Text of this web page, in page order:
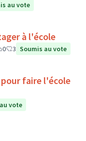
au vote
à l'école
0 3 Soumis au vote
faire l'école
vote